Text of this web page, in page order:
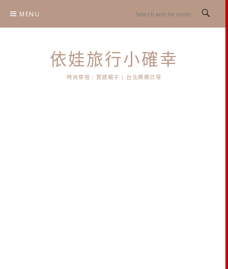
content
MENU
依娃旅行小確幸
時尚穿搭｜質感親子 | 台北媽媽日常